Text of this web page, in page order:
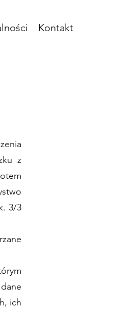
Kontakt
z
3/3
ich